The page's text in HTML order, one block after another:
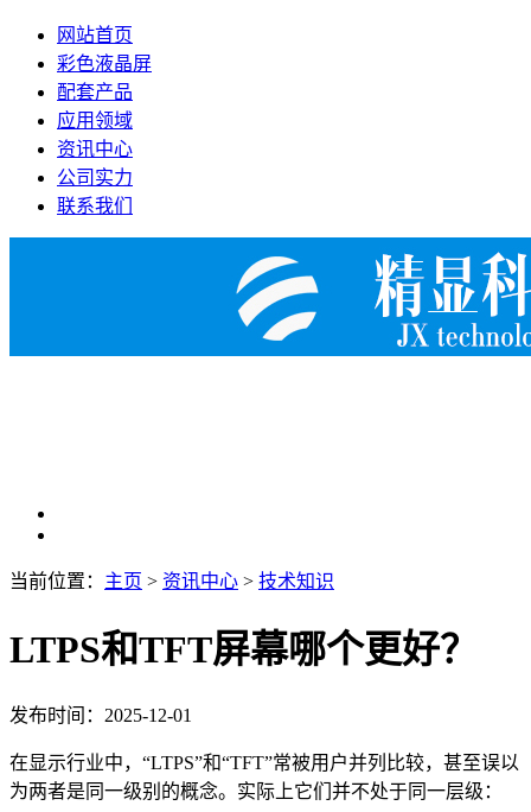
网站首页
彩色液晶屏
配套产品
应用领域
资讯中心
公司实力
联系我们
当前位置： 主页 > 资讯中心 > 技术知识
LTPS和TFT屏幕哪个更好？
发布时间：2025-12-01
在显示行业中，“LTPS”和“TFT”常被用户并列比较，甚至误以
为两者是同一级别的概念。实际上它们并不处于同一层级：